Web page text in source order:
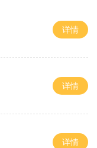
详情
详情
详情